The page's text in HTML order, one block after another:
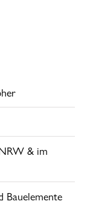
& im
Bauelemente